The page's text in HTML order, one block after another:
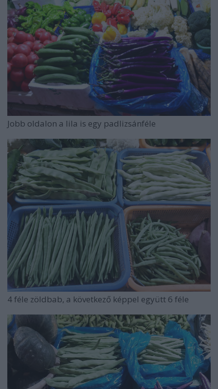
Jobb oldalon a lila is egy padlizsánféle
4 féle zöldbab, a következő képpel együtt 6 féle